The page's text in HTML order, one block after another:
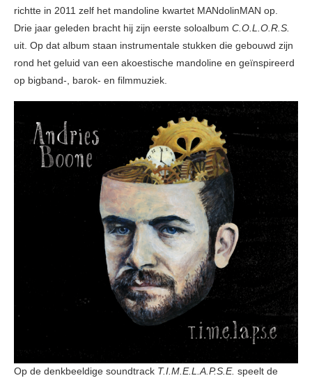
richtte in 2011 zelf het mandoline kwartet MANdolinMAN op.
Drie jaar geleden bracht hij zijn eerste soloalbum C.O.L.O.R.S.
uit. Op dat album staan instrumentale stukken die gebouwd zijn
rond het geluid van een akoestische mandoline en geïnspireerd
op bigband-, barok- en filmmuziek.
Op de denkbeeldige soundtrack T.I.M.E.L.A.P.S.E. speelt de